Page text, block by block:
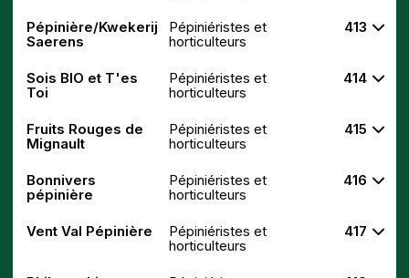
Pépinière/Kwekerij
Saerens
Pépiniéristes et
horticulteurs
413
Sois BIO et T'es
Toi
Pépiniéristes et
horticulteurs
414
Fruits Rouges de
Mignault
Pépiniéristes et
horticulteurs
415
Bonnivers
pépinière
Pépiniéristes et
horticulteurs
416
Vent Val Pépinière
Pépiniéristes et
horticulteurs
417